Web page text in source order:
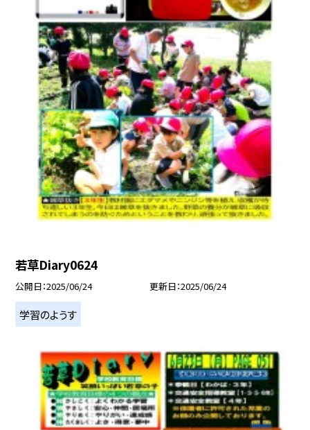
若草Diary0624
公開日 2025/06/24 更新日 2025/06/24
学習のようす